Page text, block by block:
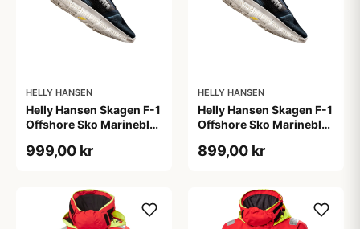
HELLY HANSEN
Helly Hansen Skagen F-1
Offshore Sko Marineblå,
999,00 kr
HELLY HANSEN
Helly Hansen Skagen F-1
Offshore Sko Marineblå,
899,00 kr